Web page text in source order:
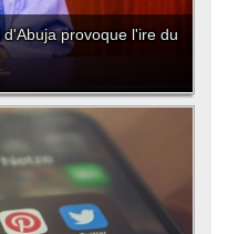
d'Abuja provoque l'ire du